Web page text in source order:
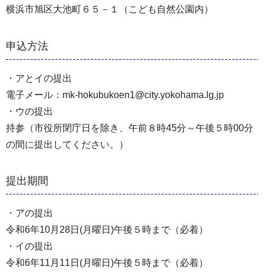
横浜市旭区大池町６５－１（こども自然公園内）
申込方法
・アとイの提出
電子メール：mk-hokubukoen1@city.yokohama.lg.jp
・ウの提出
持参（市役所閉庁日を除き、午前８時45分～午後５時00分
の間に提出してください。）
提出期間
・アの提出
令和6年10月28日(月曜日)午後５時まで（必着）
・イの提出
令和6年11月11日(月曜日)午後５時まで（必着）